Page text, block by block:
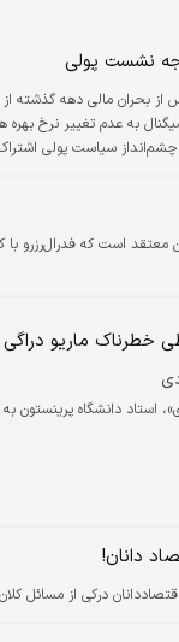
نشست پولی
بحران مالی دهه گذشته
سیاست پولی
معتقد است که فدرال‌رزرو
خطرناک ماریو دراگی
استاد دانشگاه
دانان!
درکی از مسائل کلان